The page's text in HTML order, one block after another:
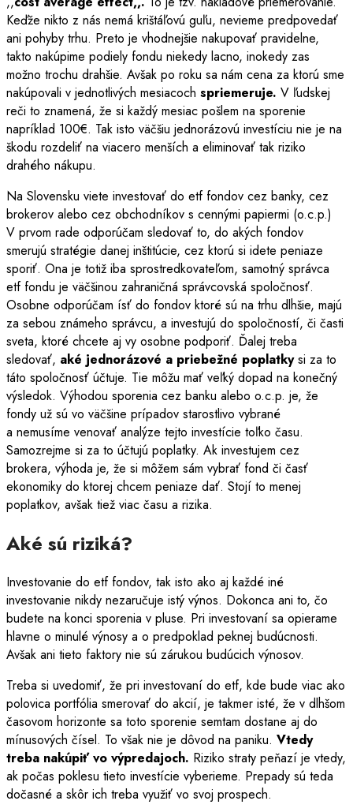
Keďže nikto z nás nemá krištáľovú guľu, nevieme predpovedať
ani pohyby trhu. Preto je vhodnejšie nakupovať pravidelne,
takto nakúpime podiely fondu niekedy lacno, inokedy zas
možno trochu drahšie. Avšak po roku sa nám cena za ktorú sme
nakúpovali v jednotlivých mesiacoch spriemeruje. V ľudskej
reči to znamená, že si každý mesiac pošlem na sporenie
napríklad 100€. Tak isto väčšiu jednorázovú investíciu nie je na
škodu rozdeliť na viacero menších a eliminovať tak riziko
drahého nákupu.
Na Slovensku viete investovať do etf fondov cez banky, cez
brokerov alebo cez obchodníkov s cennými papiermi (o.c.p.)
V prvom rade odporúčam sledovať to, do akých fondov
smerujú stratégie danej inštitúcie, cez ktorú si idete peniaze
sporiť. Ona je totiž iba sprostredkovateľom, samotný správca
etf fondu je väčšinou zahraničná správcovská spoločnosť.
Osobne odporúčam ísť do fondov ktoré sú na trhu dlhšie, majú
za sebou známeho správcu, a investujú do spoločností, či časti
sveta, ktoré chcete aj vy osobne podporiť. Ďalej treba
sledovať, aké jednorázové a priebežné poplatkysi za to
táto spoločnosť účtuje. Tie môžu mať veľký dopad na konečný
výsledok. Výhodou sporenia cez banku alebo o.c.p. je, že
fondy už sú vo väčšine prípadov starostlivo vybrané
a nemusíme venovať analýze tejto investície toľko času.
Samozrejme si za to účtujú poplatky. Ak investujem cez
brokera, výhoda je, že si môžem sám vybrať fond či časť
ekonomiky do ktorej chcem peniaze dať. Stojí to menej
poplatkov, avšak tiež viac času a rizika.
Aké sú riziká?
Investovanie do etf fondov, tak isto ako aj každé iné
investovanie nikdy nezaručuje istý výnos. Dokonca ani to, čo
budete na konci sporenia v pluse. Pri investovaní sa opierame
hlavne o minulé výnosy a o predpoklad peknej budúcnosti.
Avšak ani tieto faktory nie sú zárukou budúcich výnosov.
Treba si uvedomiť, že pri investovaní do etf, kde bude viac ako
polovica portfólia smerovať do akcií, je takmer isté, že v dlhšom
časovom horizonte sa toto sporenie semtam dostane aj do
mínusových čísel. To však nie je dôvod na paniku. Vtedy
treba nakúpiť vo výpredajoch. Riziko straty peňazí je vtedy,
ak počas poklesu tieto investície vyberieme. Prepady sú teda
dočasné a skôr ich treba využiť vo svoj prospech.